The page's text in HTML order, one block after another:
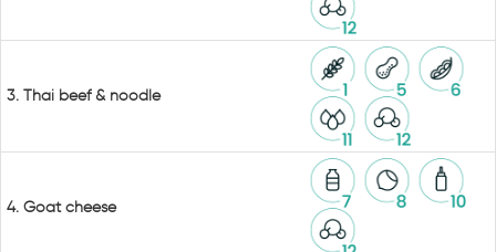
3. Thai beef & noodle
4. Goat cheese